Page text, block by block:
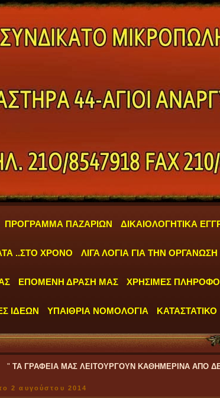
ΠΡΟΓΡΑΜΜΑ ΠΑΖΑΡΙΩΝ ΔΙΚΑΙΟΛΟΓΗΤΙΚΑ
..ΣΤΟ ΧΡΟΝΟ ΛΙΓΑ ΛΟΓΙΑ ΓΙΑ ΤΗΝ ΟΡΓΑΝΩΣΗ
ΕΠΟΜΕΝΗ ΔΡΑΣΗ ΜΑΣ ΧΡΗΣΙΜΕΣ
ΙΔΕΩΝ ΥΠΑΙΘΡΙΑ ΝΟΜΟΛΟΓΙΑ ΚΑΤΑΣΤΑΤΙΚΟ
ΜΑΣ ΛΕΙΤΟΥΡΓΟΥΝ ΚΑΘΗΜΕΡΙΝΑ ΑΠΟ ΔΕΥΤΕΡΑ έως
2 αυγούστου 2014